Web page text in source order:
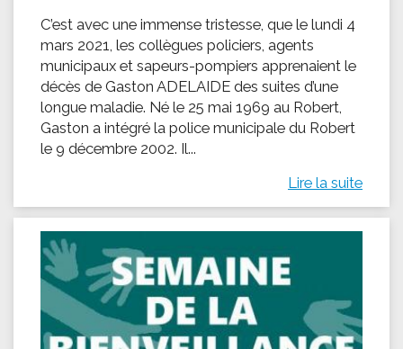
C’est avec une immense tristesse, que le lundi 4
mars 2021, les collègues policiers, agents
municipaux et sapeurs-pompiers apprenaient le
décès de Gaston ADELAIDE des suites d’une
longue maladie. Né le 25 mai 1969 au Robert,
Gaston a intégré la police municipale du Robert
le 9 décembre 2002. Il...
Lire la suite